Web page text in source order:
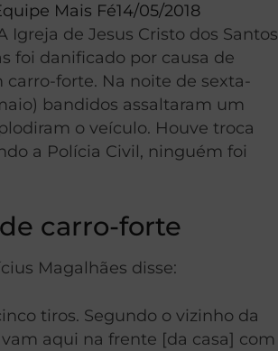
Mais Fé14/05/2018
Igreja de Jesus Cristo dos Santos
foi danificado por causa de
carro-forte. Na noite de sexta-
bandidos assaltaram um
o veículo. Houve troca
a Polícia Civil, ninguém foi
carro-forte
Magalhães disse:
tiros. Segundo o vizinho da
aqui na frente [da casa] com